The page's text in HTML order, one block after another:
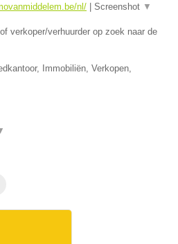
nl/ Screenshot ▼
verkoper/verhuurder op zoek naar de
Immobiliën, Verkopen,